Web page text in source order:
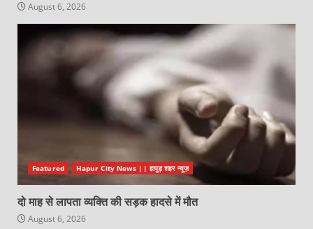
August 6, 2026
Featured Hapur City News || हापुड़ शहर न्यूज़
दो माह से लापता व्यक्ति की सड़क हादसे में मौत
August 6, 2026